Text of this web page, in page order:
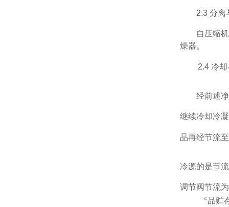
2.3 分离
自压缩
燥器。
2.4 冷
经前述
继续冷却冷
品再经节流至
冷源的是节
调节阀节流
产品贮